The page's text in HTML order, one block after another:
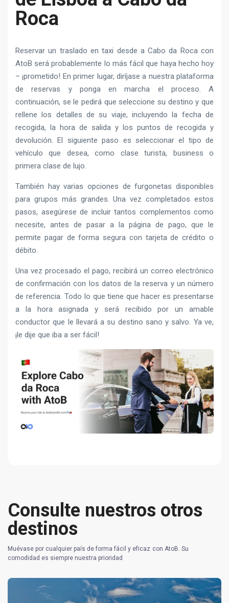
Roca
Reservar un traslado en taxi desde a Cabo da Roca con
AtoB será probablemente lo más fácil que haya hecho hoy
– ¡prometido! En primer lugar, diríjase a nuestra plataforma
de reservas y ponga en marcha el proceso. A
continuación, se le pedirá que seleccione su destino y que
rellene los detalles de su viaje, incluyendo la fecha de
recogida, la hora de salida y los puntos de recogida y
devolución. El siguiente paso es seleccionar el tipo de
vehículo que desea, como clase turista, business o
primera clase de lujo.
También hay varias opciones de furgonetas disponibles
para grupos más grandes. Una vez completados estos
pasos, asegúrese de incluir tantos complementos como
necesite, antes de pasar a la página de pago, que le
permite pagar de forma segura con tarjeta de crédito o
débito.
Una vez procesado el pago, recibirá un correo electrónico
de confirmación con los datos de la reserva y un número
de referencia. Todo lo que tiene que hacer es presentarse
a la hora asignada y será recibido por un amable
conductor que le llevará a su destino sano y salvo. Ya ve,
¡le dije que iba a ser fácil!
Consulte nuestros otros
destinos
Muévase por cualquier país de forma fácil y eficaz con AtoB. Su
comodidad es siempre nuestra prioridad